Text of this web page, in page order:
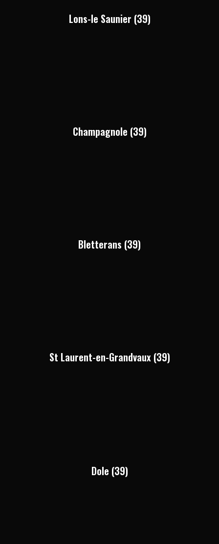
Lons-le Saunier (39)
Champagnole (39)
Bletterans (39)
St Laurent-en-Grandvaux (39)
Dole (39)